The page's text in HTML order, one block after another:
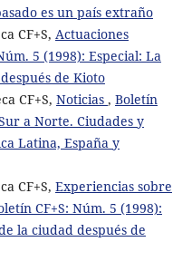
es un país extraño
CF+S, Actuaciones
5 (1998): Especial: La
de Kioto
CF+S, Noticias , Boletín
a Norte. Ciudades y
Latina, España y
CF+S, Experiencias sobre
CF+S: Núm. 5 (1998):
la ciudad después de